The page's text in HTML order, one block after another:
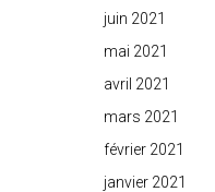
juin 2021
mai 2021
avril 2021
mars 2021
février 2021
janvier 2021